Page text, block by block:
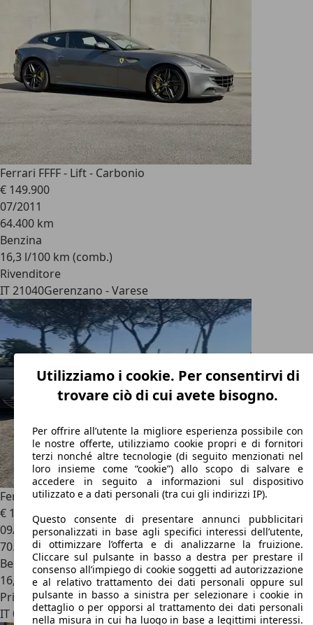
Ferrari FFFF - Lift - Carbonio
€ 149.900
07/2011
64.400 km
Benzina
16,3 l/100 km (comb.)
Rivenditore
IT 21040Gerenzano - Varese
Ferrari FFFF 6.3 4rm dct
€ 155.000
09/2011
70.000 km
Benzina
16,3 l/100 km (comb.)
Privato
IT 00178Roma
Utilizziamo i cookie. Per consentirvi di
trovare ciò di cui avete bisogno.
Per offrire all’utente la migliore esperienza possibile con
le nostre offerte, utilizziamo cookie propri e di fornitori
terzi nonché altre tecnologie (di seguito menzionati nel
loro insieme come “cookie”) allo scopo di salvare e
accedere in seguito a informazioni sul dispositivo
utilizzato e a dati personali (tra cui gli indirizzi IP).
Questo consente di presentare annunci pubblicitari
personalizzati in base agli specifici interessi dell’utente,
di ottimizzare l’offerta e di analizzarne la fruizione.
Cliccare sul pulsante in basso a destra per prestare il
consenso all’impiego di cookie soggetti ad autorizzazione
e al relativo trattamento dei dati personali oppure sul
pulsante in basso a sinistra per selezionare i cookie in
dettaglio o per opporsi al trattamento dei dati personali
nella misura in cui ha luogo in base a legittimi interessi.